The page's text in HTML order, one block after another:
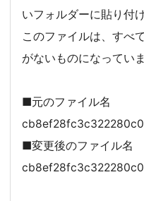
いフォルダーに貼り付け
このファイルは、すべ
がないものになっていま
■元のファイル名
■変更後のファイル名